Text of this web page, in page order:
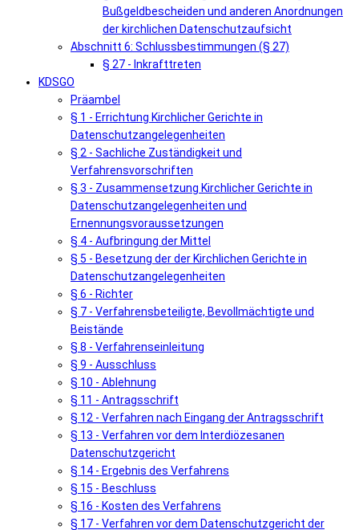
Bußgeldbescheiden und anderen Anordnungen
der kirchlichen Datenschutzaufsicht
Abschnitt 6: Schlussbestimmungen (§ 27)
§ 27 - Inkrafttreten
KDSGO
Präambel
§ 1 - Errichtung Kirchlicher Gerichte in
Datenschutzangelegenheiten
§ 2 - Sachliche Zuständigkeit und
Verfahrensvorschriften
§ 3 - Zusammensetzung Kirchlicher Gerichte in
Datenschutzangelegenheiten und
Ernennungsvoraussetzungen
§ 4 - Aufbringung der Mittel
§ 5 - Besetzung der der Kirchlichen Gerichte in
Datenschutzangelegenheiten
§ 6 - Richter
§ 7 - Verfahrensbeteiligte, Bevollmächtigte und
Beistände
§ 8 - Verfahrenseinleitung
§ 9 - Ausschluss
§ 10 - Ablehnung
§ 11 - Antragsschrift
§ 12 - Verfahren nach Eingang der Antragsschrift
§ 13 - Verfahren vor dem Interdiözesanen
Datenschutzgericht
§ 14 - Ergebnis des Verfahrens
§ 15 - Beschluss
§ 16 - Kosten des Verfahrens
§ 17 - Verfahren vor dem Datenschutzgericht der